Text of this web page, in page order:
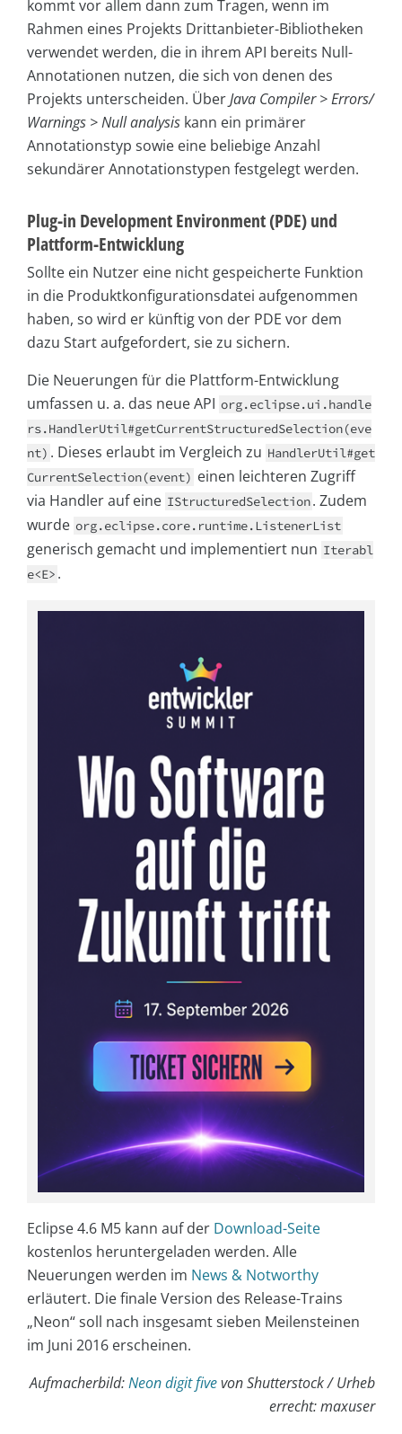
kommt vor allem dann zum Tragen, wenn im
Rahmen eines Projekts Drittanbieter-Bibliotheken
verwendet werden, die in ihrem API bereits Null-
Annotationen nutzen, die sich von denen des
Projekts unterscheiden. ÜberJava Compiler > Errors/
Warnings > Null analysis kann ein primärer
Annotationstyp sowie eine beliebige Anzahl
sekundärer Annotationstypen festgelegt werden.
Plug-in Development Environment (PDE) und
Plattform-Entwicklung
Sollte ein Nutzer eine nicht gespeicherte Funktion
in die Produktkonfigurationsdatei aufgenommen
haben, so wird er künftig von der PDE vor dem
dazu Start aufgefordert, sie zu sichern.
Die Neuerungen für die Plattform-Entwicklung
umfassen u. a. das neue API org.eclipse.ui.handle
rs.HandlerUtil#getCurrentStructuredSelection(eve
nt) . Dieses erlaubt im Vergleich zu HandlerUtil#get
CurrentSelection(event) einen leichteren Zugriff
via Handler auf eine IStructuredSelection. Zudem
wurde org.eclipse.core.runtime.ListenerList
generisch gemacht und implementiert nun Iterabl
e<E> .
Eclipse 4.6 M5 kann auf der Download-Seite
kostenlos heruntergeladen werden. Alle
Neuerungen werden im News & Notworthy
erläutert. Die finale Version des Release-Trains
„Neon“ soll nach insgesamt sieben Meilensteinen
im Juni 2016 erscheinen.
Aufmacherbild:Neon digit fivevon Shutterstock / Urheb
errecht: maxuser